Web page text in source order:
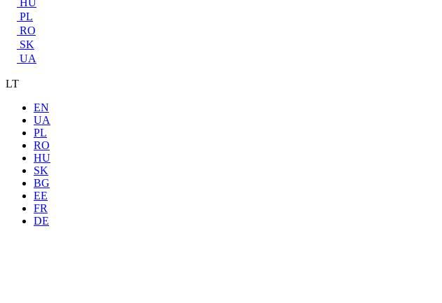
HU
PL
RO
SK
UA
LT
EN
UA
PL
RO
HU
SK
BG
EE
FR
DE